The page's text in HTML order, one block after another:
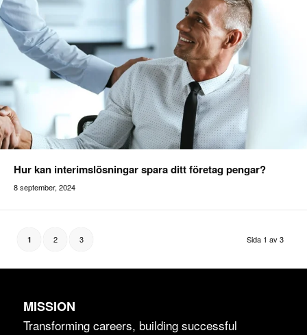
Addilon
Hur kan interimslösningar spara ditt företag pengar?
8 september, 2024
Sida 1 av 3
1 2 3
MISSION
Transforming careers, building successful